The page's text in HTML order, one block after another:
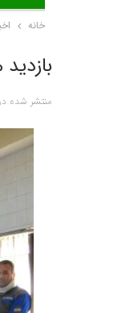
خانه
منتشر شده در